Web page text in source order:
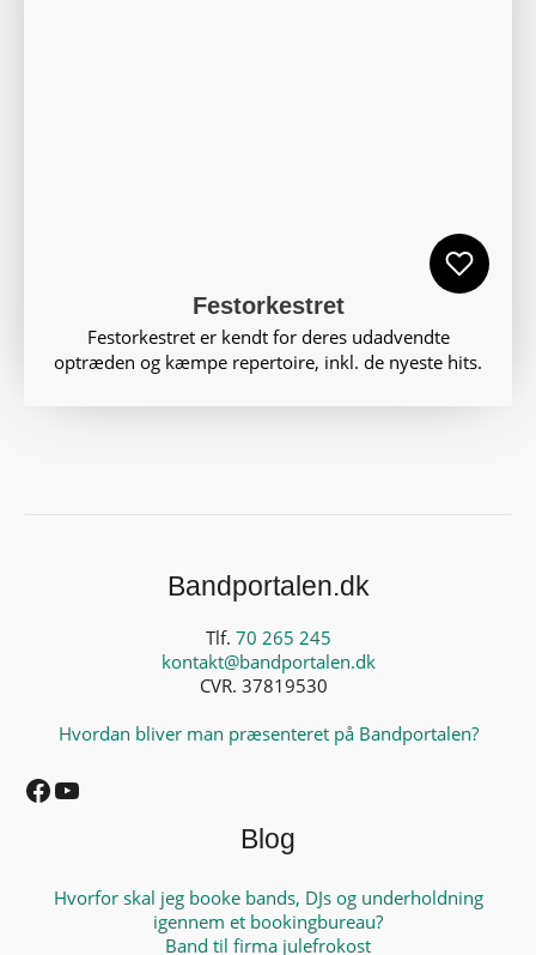
Festorkestret
Festorkestret er kendt for deres udadvendte
optræden og kæmpe repertoire, inkl. de nyeste hits.
Bandportalen.dk
Tlf. 70 265 245
kontakt@bandportalen.dk
CVR. 37819530
Hvordan bliver man præsenteret på Bandportalen?
Facebook
Blog
Hvorfor skal jeg booke bands, DJs og underholdning
igennem et bookingbureau?
Band til firma julefrokost